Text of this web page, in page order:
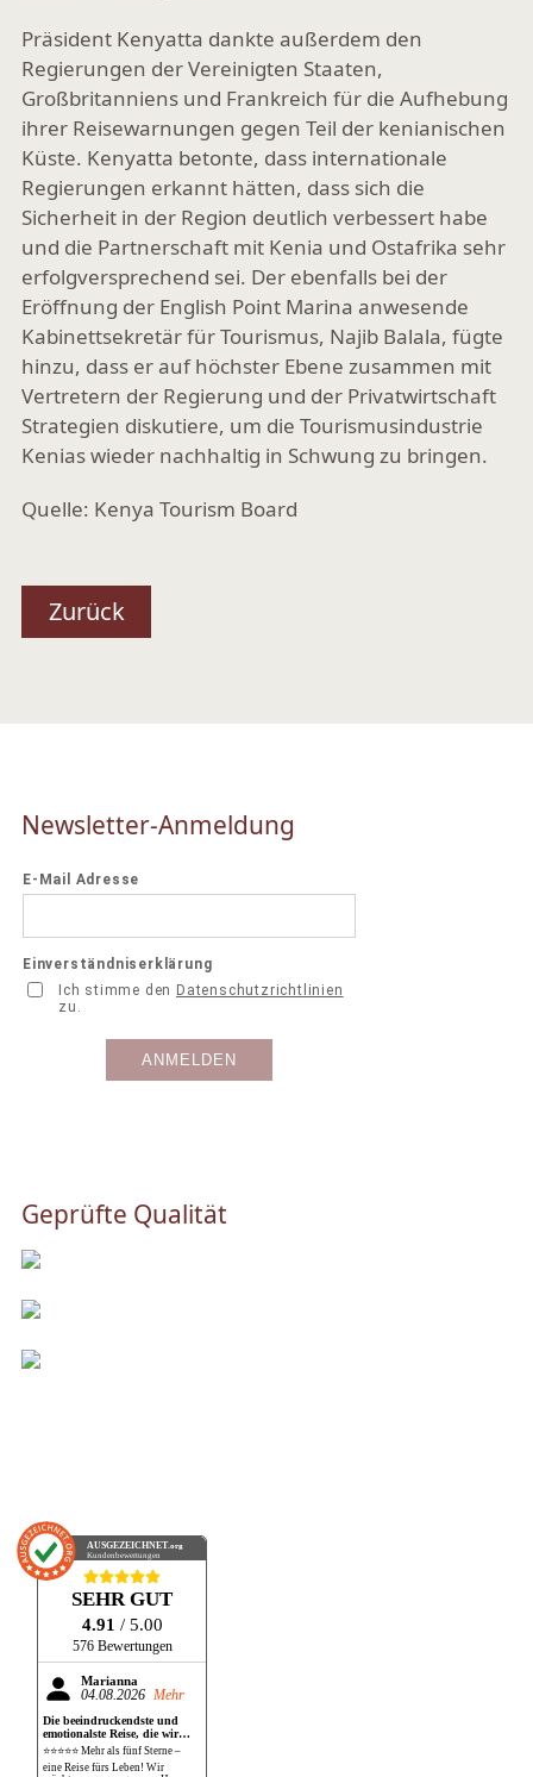
Präsident Kenyatta dankte außerdem den
Regierungen der Vereinigten Staaten,
Großbritanniens und Frankreich für die Aufhebung
ihrer Reisewarnungen gegen Teil der kenianischen
Küste. Kenyatta betonte, dass internationale
Regierungen erkannt hätten, dass sich die
Sicherheit in der Region deutlich verbessert habe
und die Partnerschaft mit Kenia und Ostafrika sehr
erfolgversprechend sei. Der ebenfalls bei der
Eröffnung der English Point Marina anwesende
Kabinettsekretär für Tourismus, Najib Balala, fügte
hinzu, dass er auf höchster Ebene zusammen mit
Vertretern der Regierung und der Privatwirtschaft
Strategien diskutiere, um die Tourismusindustrie
Kenias wieder nachhaltig in Schwung zu bringen.
Quelle: Kenya Tourism Board
Zurück
Newsletter-Anmeldung
Geprüfte Qualität
AUSGEZEICHNET.org
Kundenbewertungen
SEHR GUT
4.91 / 5.00
576 Bewertungen
Marianna
04.08.2026 Mehr
Die beeindruckendste und
emotionalste Reise, die wir
bisher gemacht haben!
⭐⭐⭐⭐⭐ Mehr als fünf Sterne –
eine Reise fürs Leben! Wir